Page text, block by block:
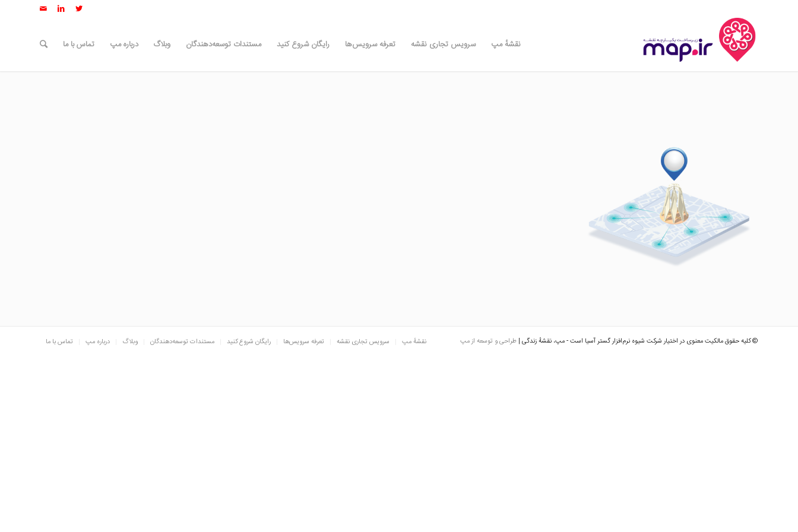
نقشه‌ٔ مپ سرویس تجاری نقشه تعرفه سرویس‌ها رایگان شروع کنید مستندات توسعه‌دهندگان وبلاگ درباره مپ تماس با ما
© کلیه حقوق مالکیت معنوی در اختیار شرکت شیوه نرم‌افزار گستر آسیا است - مپ، نقشهٔ زندگی | طراحی و توسعه از مپ نقشه‌ٔ مپ سرویس تجاری نقشه تعرفه سرویس‌ها رایگان شروع کنید مستندات توسعه‌دهندگان وبلاگ درباره مپ تماس با ما